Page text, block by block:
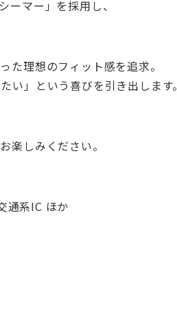
ーマー」を採用し、
た理想のフィット感を追求。
い」という喜びを引き出します。
楽しみください。
通系IC ほか